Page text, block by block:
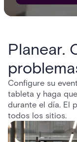
Planear.
Configure su
tableta y haga
durante el día. El
todos los sitios.